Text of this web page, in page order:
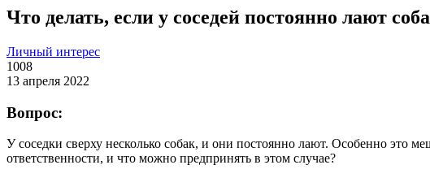
Что делать, если у соседей постоянно лают
Личный интерес
1008
13 апреля 2022
Вопрос:
У соседки сверху несколько собак, и они постоянно лают. Особенно это
ответственности, и что можно предпринять в этом случае?